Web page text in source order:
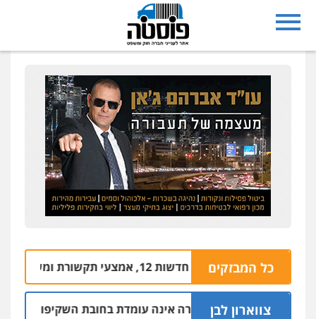
כל המבזקים
חדשות 12, אמצעי תקשורת ומשרד המשפטים
צווארון לבן
דעה: המשטרה אינה עומדת בחובת השקיפות לשינוי סף